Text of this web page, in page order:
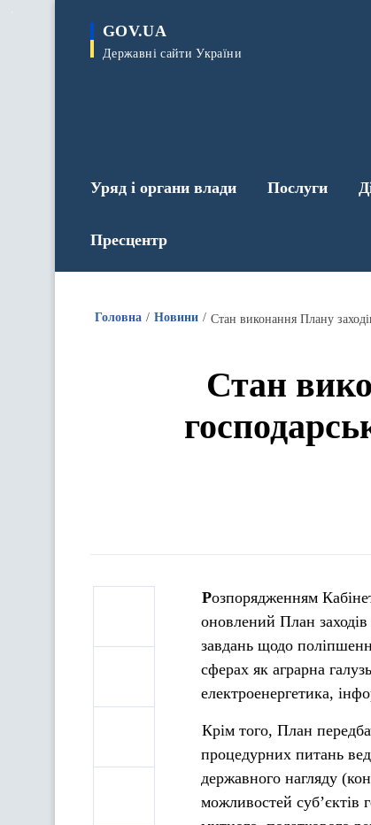
GOV.UA
Державні сайти України
Уряд і органи влади Послуги
Пресцентр
Головна Новини Стан виконання Плану
Стан
Розпорядженням Кабінету Міністрів України від 23 серпня 2016 року № 615-р затверджено
оновлений План заходів
завдань щодо
сферах як аграрна
електроенергетика,
Крім того, План
процедурних питань
державного нагляду
можливостей суб’єктів